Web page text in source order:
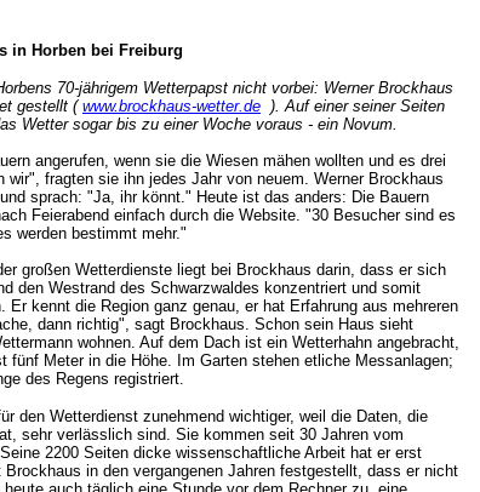
in Horben bei Freiburg
70-jährigem Wetterpapst nicht vorbei: Werner Brockhaus
gestellt (www.brockhaus-wetter.de ). Auf einer seiner Seiten
Wetter sogar bis zu einer Woche voraus - ein Novum.
angerufen, wenn sie die Wiesen mähen wollten und es drei
wir", fragten sie ihn jedes Jahr von neuem. Werner Brockhaus
sprach: "Ja, ihr könnt." Heute ist das anders: Die Bauern
Feierabend einfach durch die Website. "30 Besucher sind es
werden bestimmt mehr."
großen Wetterdienste liegt bei Brockhaus darin, dass er sich
den Westrand des Schwarzwaldes konzentriert und somit
Er kennt die Region ganz genau, er hat Erfahrung aus mehreren
dann richtig", sagt Brockhaus. Schon sein Haus sieht
wohnen. Auf dem Dach ist ein Wetterhahn angebracht,
fünf Meter in die Höhe. Im Garten stehen etliche Messanlagen;
des Regens registriert.
den Wetterdienst zunehmend wichtiger, weil die Daten, die
sehr verlässlich sind. Sie kommen seit 30 Jahren vom
2200 Seiten dicke wissenschaftliche Arbeit hat er erst
in den vergangenen Jahren festgestellt, dass er nicht